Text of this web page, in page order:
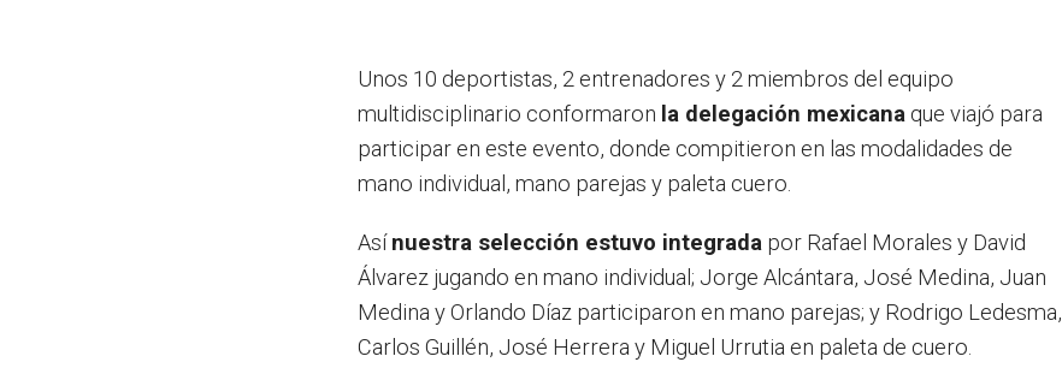
Unos 10 deportistas, 2 entrenadores y 2 miembros del equipo
multidisciplinario conformaron la delegación mexicana que viajó para
participar en este evento, donde compitieron en las modalidades de
mano individual, mano parejas y paleta cuero.
Asínuestra selección estuvo integrada por Rafael Morales y David
Álvarez jugando en mano individual; Jorge Alcántara, José Medina, Juan
Medina y Orlando Díaz participaron en mano parejas; y Rodrigo Ledesma,
Carlos Guillén, José Herrera y Miguel Urrutia en paleta de cuero.